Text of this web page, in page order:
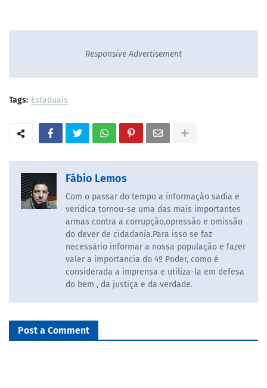
Responsive Advertisement
Tags: Estaduais
Fábio Lemos
Com o passar do tempo a informação sadia e
veridica tornou-se uma das mais importantes
armas contra a corrupção,opressão e omissão
do dever de cidadania.Para isso se faz
necessário informar a nossa população e fazer
valer a importancia do 4º Poder, como é
considerada a imprensa e utiliza-la em defesa
do bem , da justiça e da verdade.
Post a Comment